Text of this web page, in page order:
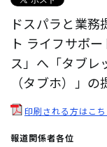
ドスパラと業務
ト ライフサポ
ス」へ「タブレ
（タブホ）」
印刷される方はこ
報道関係者各位